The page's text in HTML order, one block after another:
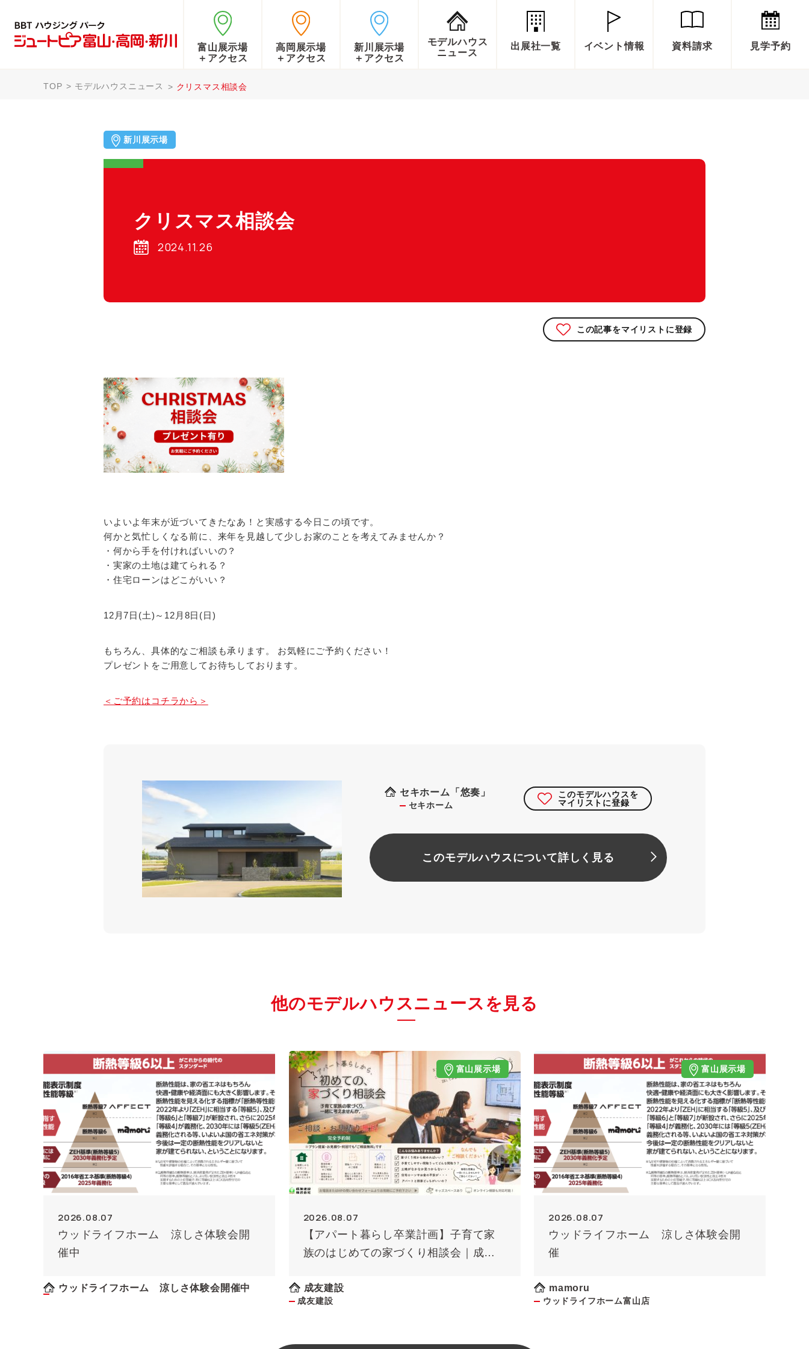
富山展示場
＋アクセス
高岡展示場
＋アクセス
新川展示場
＋アクセス
モデルハウス
ニュース
出展社一覧 イベント情報 資料請求 見学予約
TOP モデルハウスニュース クリスマス相談会
新川展示場
クリスマス相談会
2024.11.26
この記事をマイリストに登録
いよいよ年末が近づいてきたなあ！と実感する今日この頃です。
何かと気忙しくなる前に、来年を見越して少しお家のことを考えてみませんか？
・何から手を付ければいいの？
・実家の土地は建てられる？
・住宅ローンはどこがいい？
12月7日(土)～12月8日(日)
もちろん、具体的なご相談も承ります。 お気軽にご予約ください！
プレゼントをご用意してお待ちしております。
＜ご予約はコチラから＞
セキホーム「悠奏」
セキホーム
このモデルハウスを
マイリストに登録
このモデルハウスについて詳しく見る
他のモデルハウスニュースを見る
2026.08.07
ウッドライフホーム 涼しさ体験会開
催中
ウッドライフホーム 涼しさ体験会開催中
富山展示場
2026.08.07
【アパート暮らし卒業計画】子育て家
族のはじめての家づくり相談会｜成友
成友建設
成友建設
富山展示場
2026.08.07
ウッドライフホーム 涼しさ体験会開
催
mamoru
ウッドライフホーム富山店